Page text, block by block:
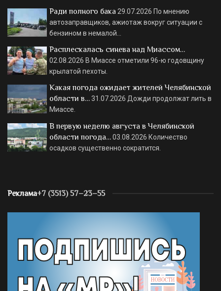
Ради полного бака 29.07.2026 По мнению
автозаправщиков, ажиотаж вокруг ситуации с
бензином в немалой…
Расплескалась синева над Миассом…
02.08.2026 В Миассе отметили 96-ю годовщину
крылатой пехоты.
Какая погода ожидает жителей Челябинской
области в…31.07.2026 Дожди продолжат лить в
Миассе.
В первую неделю августа в Челябинской
области погода…03.08.2026 Количество
осадков существенно сократится.
Реклама+7 (3513) 57–23–55